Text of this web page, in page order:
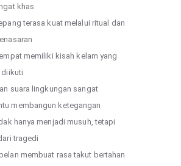
khas
terasa kuat melalui ritual dan
memiliki kisah kelam yang
diikuti
suara lingkungan sangat
membangun ketegangan
hanya menjadi musuh, tetapi
tragedi
membuat rasa takut bertahan